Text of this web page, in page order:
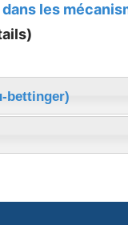
les
bettinger)